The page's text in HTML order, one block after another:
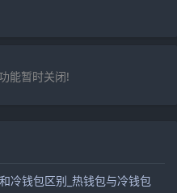
能暂时关闭!
冷钱包区别_热钱包与冷钱包